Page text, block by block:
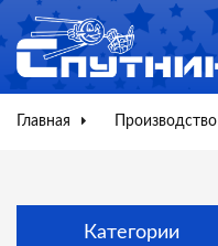
Главная Производство
Категории